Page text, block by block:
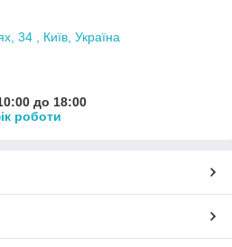
34 , Київ, Україна
до 18:00
роботи